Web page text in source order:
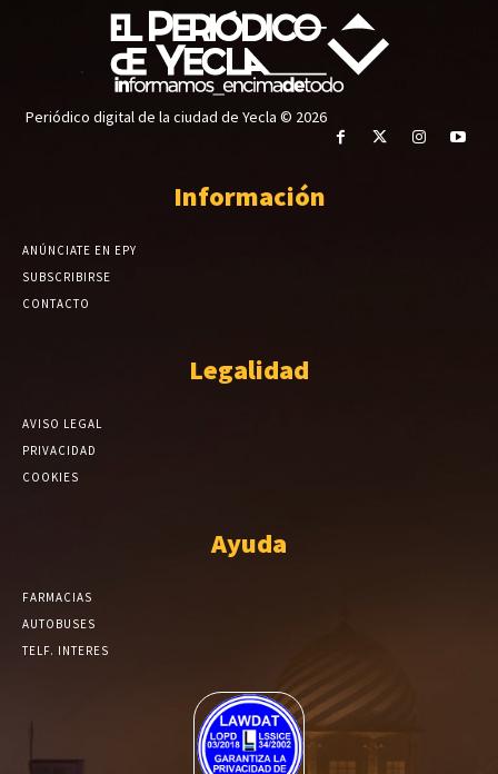
Periódico digital de la ciudad de Yecla © 2026
Información
ANÚNCIATE EN EPY
SUBSCRIBIRSE
CONTACTO
Legalidad
AVISO LEGAL
PRIVACIDAD
COOKIES
Ayuda
FARMACIAS
AUTOBUSES
TELF. INTERES